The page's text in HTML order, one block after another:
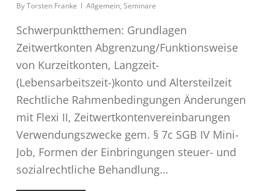
ByTorsten Franke Allgemein, Seminare
Schwerpunktthemen: Grundlagen
Zeitwertkonten Abgrenzung/Funktionsweise
von Kurzeitkonten, Langzeit-
(Lebensarbeitszeit-)konto und Altersteilzeit
Rechtliche Rahmenbedingungen Änderungen
mit Flexi II, Zeitwertkontenvereinbarungen
Verwendungszwecke gem. § 7c SGB IV Mini-
Job, Formen der Einbringungen steuer- und
sozialrechtliche Behandlung…